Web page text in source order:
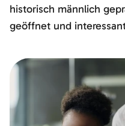
historisch männlich
geöffnet und